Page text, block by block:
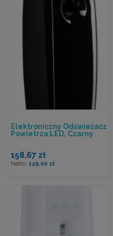
Elektroniczny Odświeżacz
Powietrza LED, Czarny
158,67 zł
129,00 zł